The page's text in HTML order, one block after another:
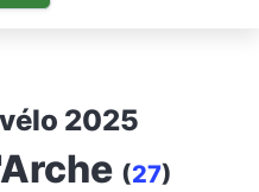
2025
(27)